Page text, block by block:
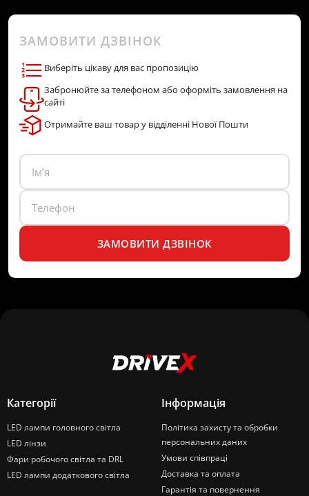
ЗАМОВИТИ ДЗВІНОК
Виберіть цікаву для вас пропозицію
Забронюйте за телефоном або оформіть замовлення на
сайті
Отримайте ваш товар у відділенні Нової Пошти
ЗАМОВИТИ ДЗВІНОК
Категорії
LED лампи головного світла
LED лінзи
Фари робочого світла та DRL
LED лампи додаткового світла
Інформація
Політика захисту та обробки
персональних даних
Умови співпраці
Доставка та оплата
Гарантія та повернення